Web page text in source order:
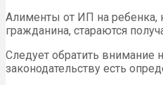
Алименты от ИП на ребенка,
гражданина, стараются
Следует обратить внимание
законодательству есть